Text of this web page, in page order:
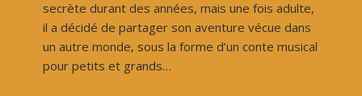
secrète durant des années, mais une fois adulte,
il a décidé de partager son aventure vécue dans
un autre monde, sous la forme d’un conte musical
pour petits et grands…